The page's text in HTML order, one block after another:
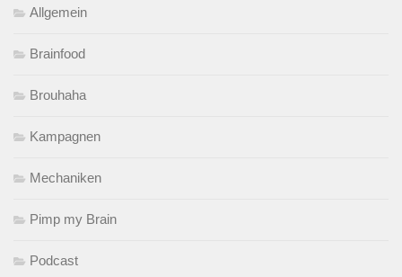
Allgemein
Brainfood
Brouhaha
Kampagnen
Mechaniken
Pimp my Brain
Podcast